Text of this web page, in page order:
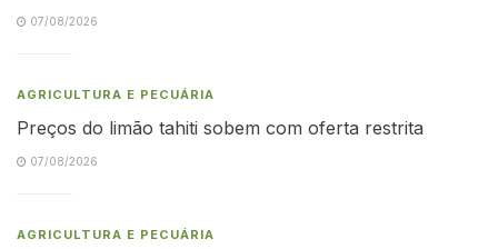
07/08/2026
AGRICULTURA E PECUÁRIA
Preços do limão tahiti sobem com oferta restrita
07/08/2026
AGRICULTURA E PECUÁRIA